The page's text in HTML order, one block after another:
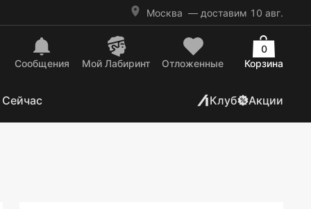
Москва — доставим 10 авг.
Сообщения Mой Лабиринт Отложенные Корзина
0
Клуб Акции